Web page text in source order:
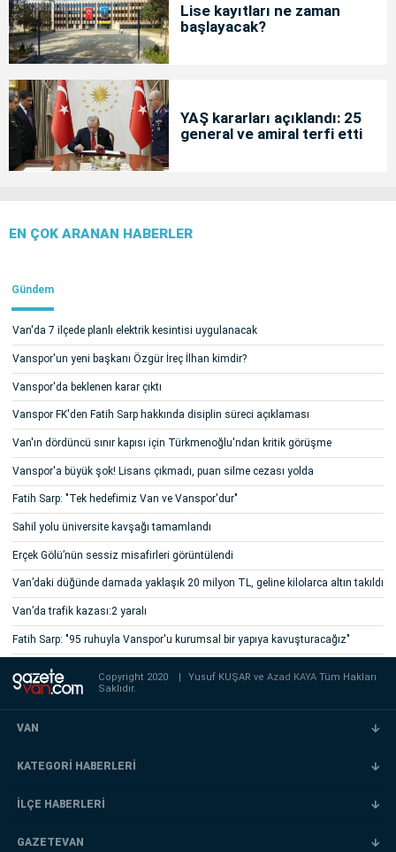
Lise kayıtları ne zaman
başlayacak?
YAŞ kararları açıklandı: 25
general ve amiral terfi etti
EN ÇOK ARANAN HABERLER
Gündem
Van'da 7 ilçede planlı elektrik kesintisi uygulanacak
Vanspor'un yeni başkanı Özgür İreç İlhan kimdir?
Vanspor'da beklenen karar çıktı
Vanspor FK'den Fatih Sarp hakkında disiplin süreci açıklaması
Van'ın dördüncü sınır kapısı için Türkmenoğlu'ndan kritik görüşme
Vanspor'a büyük şok! Lisans çıkmadı, puan silme cezası yolda
Fatih Sarp: "Tek hedefimiz Van ve Vanspor'dur"
Sahil yolu üniversite kavşağı tamamlandı
Erçek Gölü’nün sessiz misafirleri görüntülendi
Van’daki düğünde damada yaklaşık 20 milyon TL, geline kilolarca altın takıldı
Van’da trafik kazası:2 yaralı
Fatih Sarp: "95 ruhuyla Vanspor'u kurumsal bir yapıya kavuşturacağız"
Copyright 2020 Yusuf KUŞAR veAzad KAYATüm Hakları
Saklıdır.
VAN
KATEGORİ HABERLERİ
İLÇE HABERLERİ
GAZETEVAN